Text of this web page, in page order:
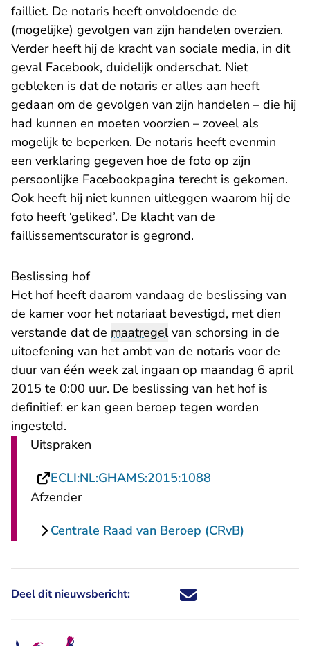
failliet. De notaris heeft onvoldoende de
(mogelijke) gevolgen van zijn handelen overzien.
Verder heeft hij de kracht van sociale media, in dit
geval Facebook, duidelijk onderschat. Niet
gebleken is dat de notaris er alles aan heeft
gedaan om de gevolgen van zijn handelen – die hij
had kunnen en moeten voorzien – zoveel als
mogelijk te beperken. De notaris heeft evenmin
een verklaring gegeven hoe de foto op zijn
persoonlijke Facebookpagina terecht is gekomen.
Ook heeft hij niet kunnen uitleggen waarom hij de
foto heeft ‘geliked’. De klacht van de
faillissementscurator is gegrond.
Beslissing hof
Het hof heeft daarom vandaag de beslissing van
de kamer voor het notariaat bevestigd, met dien
verstande dat de maatregelvan schorsing in de
uitoefening van het ambt van de notaris voor de
duur van één week zal ingaan op maandag 6 april
2015 te 0:00 uur. De beslissing van het hof is
definitief: er kan geen beroep tegen worden
ingesteld.
Uitspraken
ECLI:NL:GHAMS:2015:1088
Afzender
Centrale Raad van Beroep (CRvB)
Deel dit nieuwsbericht: Deel dit nieuwsbericht via X -
Deel dit nieuwsbericht via
Deel dit nieuwsbericht
Deel dit